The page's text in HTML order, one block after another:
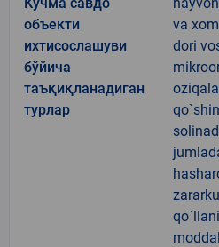
объекти
ихтисослашуви
бўйича
таъқиқланадиган
турлар
va
dori